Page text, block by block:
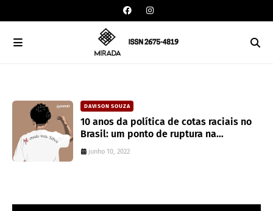
DAVISON SOUZA
10 anos da política de cotas raciais no
Brasil: um ponto de ruptura na
colonialidade
junho 10, 2022